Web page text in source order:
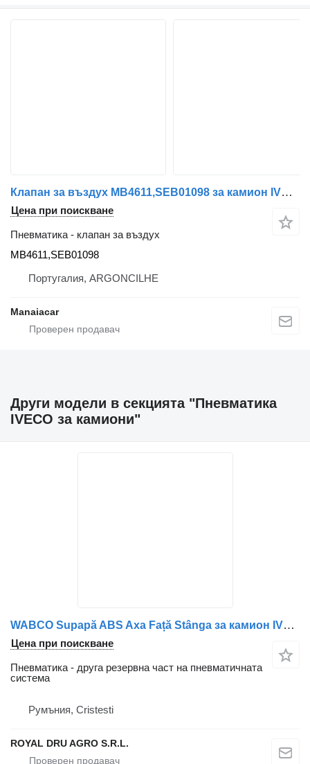
Клапан за въздух MB4611,SEB01098 за камион IVECO STRALIS/AT/AD/ML/EUROCARGO/S-WAY
Цена при поискване
Пневматика - клапан за въздух
MB4611,SEB01098
Португалия, ARGONCILHE
Manaiacar
Други модели в секцията "Пневматика
IVECO за камиони"
WABCO Supapă ABS Axa Față Stânga за камион IVECO Cod 150728
Цена при поискване
Пневматика - друга резервна част на пневматичната
система
Румъния, Cristesti
ROYAL DRU AGRO S.R.L.